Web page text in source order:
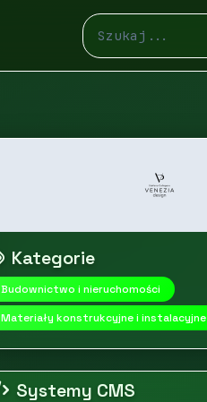
Kategorie
Budownictwo i nieruchomości
Materiały konstrukcyjne i instalacyjne
Systemy CMS